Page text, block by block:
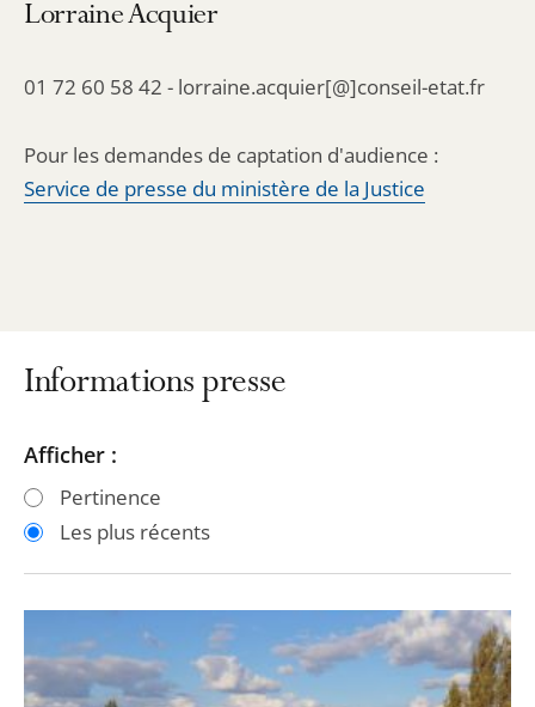
Lorraine Acquier
01 72 60 58 42 - lorraine.acquier[@]conseil-etat.fr
Pour les demandes de captation d'audience :
Service de presse du ministère de la Justice
Informations presse
Passer
les
filtres
Passer
les
filtres
Afficher :
Pertinence
Les plus récents
«
A69